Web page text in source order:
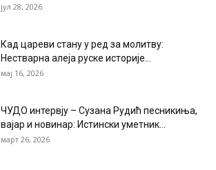
јул 28, 2026
Кад цареви стану у ред за молитву:
Нестварна алеја руске историје...
мај 16, 2026
ЧУДО интервју – Сузана Рудић песникиња,
вајар и новинар: Истински уметник...
март 26, 2026